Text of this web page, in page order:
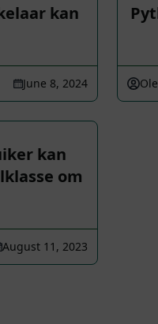
kan
June 8, 2024
kan
om
August 11, 2023